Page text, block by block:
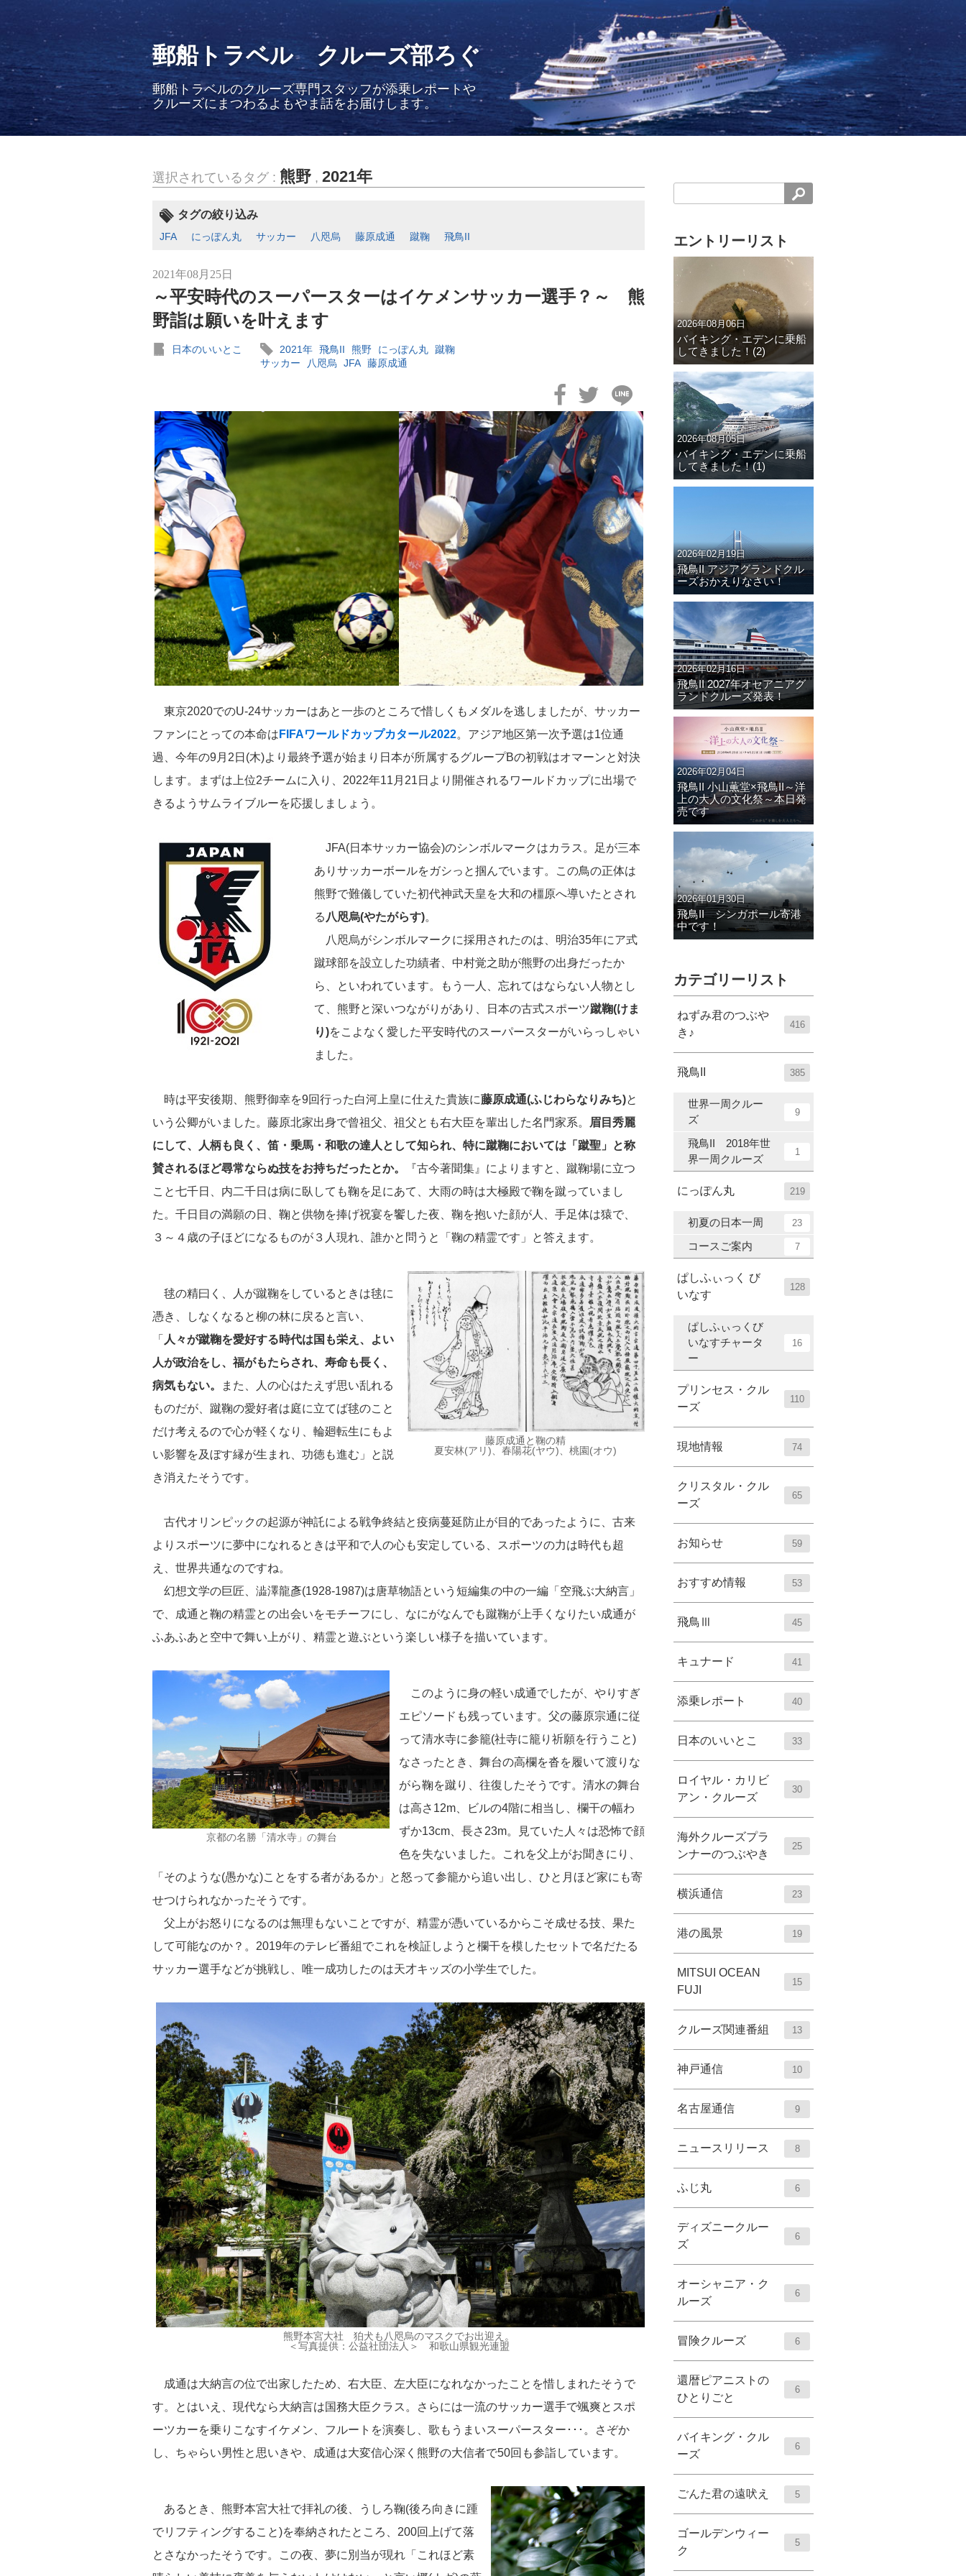
郵船トラベル クルーズ部ろぐ
郵船トラベルのクルーズ専門スタッフが添乗レポートや
クルーズにまつわるよもやま話をお届けします。
選択されているタグ : 熊野 , 2021年
タグの絞り込み
JFA にっぽん丸 サッカー 八咫烏 藤原成通 蹴鞠 飛鳥II
2021年08月25日
～平安時代のスーパースターはイケメンサッカー選手？～ 熊
野詣は願いを叶えます
日本のいいとこ 2021年 飛鳥II 熊野 にっぽん丸 蹴鞠
サッカー
八咫烏 JFA 藤原成通
東京2020でのU-24サッカーはあと一歩のところで惜しくもメダルを逃しましたが、サッカー
ファンにとっての本命は FIFAワールドカップカタール2022。アジア地区第一次予選は1位通
過、今年の9月2日(木)より最終予選が始まり日本が所属するグループBの初戦はオマーンと対決
します。まずは上位2チームに入り、2022年11月21日より開催されるワールドカップに出場で
きるようサムライブルーを応援しましょう。
JFA(日本サッカー協会)のシンボルマークはカラス。足が三本
ありサッカーボールをガシっと掴んでいます。この鳥の正体は
熊野で難儀していた初代神武天皇を大和の橿原へ導いたとされ
る 八咫烏(やたがらす)。
八咫烏がシンボルマークに採用されたのは、明治35年にア式
蹴球部を設立した功績者、中村覚之助が熊野の出身だったか
ら、といわれています。もう一人、忘れてはならない人物とし
て、熊野と深いつながりがあり、日本の古式スポーツ蹴鞠(けま
り)をこよなく愛した平安時代のスーパースターがいらっしゃい
ました。
時は平安後期、熊野御幸を9回行った白河上皇に仕えた貴族に藤原成通(ふじわらなりみち)と
いう公卿がいました。藤原北家出身で曾祖父、祖父とも右大臣を輩出した名門家系。
眉目秀麗
にして、人柄も良く、笛・乗馬・和歌の達人として知られ、特に蹴鞠においては「蹴聖」と称
賛されるほど尋常ならぬ技をお持ちだったとか。
『古今著聞集』によりますと、蹴鞠場に立つ
こと七千日、内二千日は病に臥しても鞠を足にあて、大雨の時は大極殿で鞠を蹴っていまし
た。千日目の満願の日、鞠と供物を捧げ祝宴を饗した夜、鞠を抱いた顔が人、手足体は猿で、
３～４歳の子ほどになるものが３人現れ、誰かと問うと「鞠の精霊です」と答えます。
藤原成通と鞠の精
夏安林(アリ)、春陽花(ヤウ)、桃園(オウ)
毬の精曰く、人が蹴鞠をしているときは毬に
憑き、しなくなると柳の林に戻ると言い、
「 人々が蹴鞠を愛好する時代は国も栄え 、よい
人が政治をし、福がもたらされ、寿命も長く、
病気もない。
また、人の心はたえず思い乱れる
ものだが、蹴鞠の愛好者は庭に立てば毬のこと
だけ考えるので心が軽くなり、輪廻転生にもよ
い影響を及ぼす縁が生まれ、功徳も進む」と説
き消えたそうです。
古代オリンピックの起源が神託による戦争終結と疫病蔓延防止が目的であったように、古来
よりスポーツに夢中になれるときは平和で人の心も安定している、スポーツの力は時代も超
え、世界共通なのですね。
幻想文学の巨匠、澁澤龍彥(1928-1987)は唐草物語という短編集の中の一編「空飛ぶ大納言」
で、成通と鞠の精霊との出会いをモチーフにし、なにがなんでも蹴鞠が上手くなりたい成通が
ふあふあと空中で舞い上がり、精霊と遊ぶという楽しい様子を描いています。
京都の名勝「清水寺」の舞台
このように身の軽い成通でしたが、やりすぎ
エピソードも残っています。父の藤原宗通に従
って清水寺に参籠(社寺に籠り祈願を行うこと)
なさったとき、舞台の高欄を沓を履いて渡りな
がら鞠を蹴り、往復したそうです。清水の舞台
は高さ12m、ビルの4階に相当し、欄干の幅わ
ずか13cm、長さ23m。見ていた人々は恐怖で顔
色を失ないました。これを父上がお聞きにり、
「そのような(愚かな)ことをする者があるか」と怒って参籠から追い出し、ひと月ほど家にも寄
せつけられなかったそうです。
父上がお怒りになるのは無理もないことですが、精霊が憑いているからこそ成せる技、果た
して可能なのか？。2019年のテレビ番組でこれを検証しようと欄干を模したセットで名だたる
サッカー選手などが挑戦し、唯一成功したのは天才キッズの小学生でした。
熊野本宮大社 狛犬も八咫烏のマスクでお出迎え。
＜写真提供：公益社団法人＞ 和歌山県観光連盟
成通は大納言の位で出家したため、右大臣、左大臣になれなかったことを惜しまれたそうで
す。とはいえ、現代なら大納言は国務大臣クラス。さらには一流のサッカー選手で颯爽とスポ
ーツカーを乗りこなすイケメン、フルートを演奏し、歌もうまいスーパースター･･･。さぞか
し、ちゃらい男性と思いきや、成通は大変信心深く熊野の大信者で50回も参詣しています。
あるとき、熊野本宮大社で拝礼の後、うしろ鞠(後ろ向きに踵
でリフティングすること)を奉納されたところ、200回上げて落
とさなかったそうです。この夜、夢に別当が現れ「これほど素
エントリーリスト
2026年08月06日
バイキング・エデンに乗船
してきました！(2)
2026年08月05日
バイキング・エデンに乗船
してきました！(1)
2026年02月19日
飛鳥II アジアグランドクル
ーズおかえりなさい！
2026年02月16日
飛鳥II 2027年オセアニアグ
ランドクルーズ発表！
2026年02月04日
飛鳥II 小山薫堂×飛鳥II～洋
上の大人の文化祭～本日発
売です
2026年01月30日
飛鳥II シンガポール寄港
中です！
カテゴリーリスト
ねずみ君のつぶや
き♪
416
飛鳥II 385
世界一周クルー
ズ
9
飛鳥II 2018年世
界一周クルーズ
1
にっぽん丸 219
初夏の日本一周 23
コースご案内 7
ぱしふぃっく び
いなす
128
ぱしふぃっくび
いなすチャータ
ー
16
プリンセス・クル
ーズ
110
現地情報 74
クリスタル・クル
ーズ
65
お知らせ 59
おすすめ情報 53
飛鳥Ⅲ 45
キュナード 41
添乗レポート 40
日本のいいとこ 33
ロイヤル・カリビ
アン・クルーズ
30
海外クルーズプラ
ンナーのつぶやき
25
横浜通信 23
港の風景 19
MITSUI OCEAN
FUJI
15
クルーズ関連番組 13
神戸通信 10
名古屋通信 9
ニュースリリース 8
ふじ丸 6
ディズニークルー
ズ
6
オーシャニア・ク
ルーズ
6
冒険クルーズ 6
還暦ピアニストの
ひとりごと
6
バイキング・クル
ーズ
6
ごんた君の遠吠え 5
ゴールデンウィー
ク
5